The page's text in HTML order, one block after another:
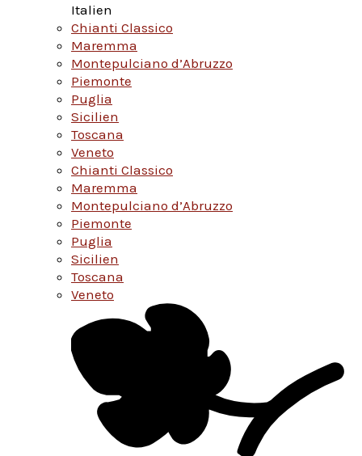
Italien
Chianti Classico
Maremma
Montepulciano d’Abruzzo
Piemonte
Puglia
Sicilien
Toscana
Veneto
Chianti Classico
Maremma
Montepulciano d’Abruzzo
Piemonte
Puglia
Sicilien
Toscana
Veneto